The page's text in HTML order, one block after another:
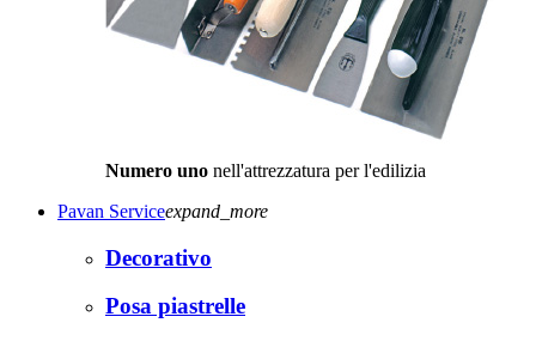
Numero uno nell'attrezzatura per l'edilizia
Pavan Serviceexpand_more
Decorativo
Posa piastrelle